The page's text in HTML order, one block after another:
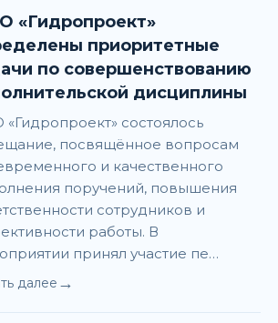
«Гидропроект»
приоритетные
по совершенствованию
дисциплины
«Гидропроект» состоялось
посвящённое вопросам
и качественного
поручений, повышения
сотрудников и
работы. В
принял участие пе…
далее →